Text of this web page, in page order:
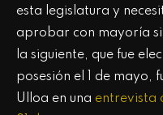
esta legislatura y
aprobar con mayoría
la siguiente, que fue
posesión el 1 de mayo,
Ulloa en una entrevista